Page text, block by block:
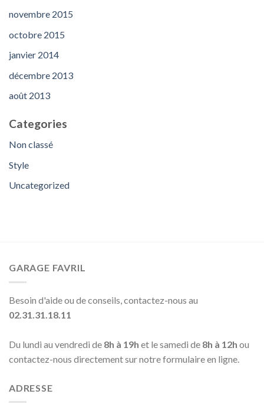
novembre 2015
octobre 2015
janvier 2014
décembre 2013
août 2013
Categories
Non classé
Style
Uncategorized
GARAGE FAVRIL
Besoin d'aide ou de conseils, contactez-nous au
02.31.31.18.11
Du lundi au vendredi de 8h à 19h et le samedi de 8h à 12h ou
contactez-nous directement sur notre formulaire en ligne.
ADRESSE